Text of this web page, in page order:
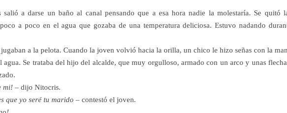
a darse un baño al canal pensando que a esa hora nadie la molestaría. Se quitó
a poco en el agua que gozaba de una temperatura deliciosa. Estuvo nadando
a la pelota. Cuando la joven volvió hacia la orilla, un chico le hizo señas con la
Se trataba del hijo del alcalde, que muy orgulloso, armado con un arco y unas
mi! – dijo Nitocris.
que yo seré tu marido – contestó el joven.